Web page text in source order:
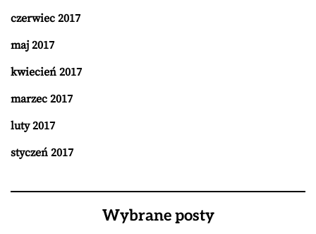
czerwiec 2017
maj 2017
kwiecień 2017
marzec 2017
luty 2017
styczeń 2017
Wybrane posty